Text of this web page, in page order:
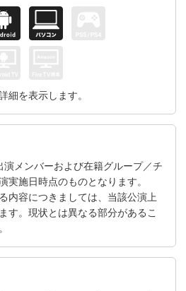
細を表示します。
メンバーおよび在籍グループ／チ
実施日時点のものとなります。
内容につきましては、当該公演上
す。現状とは異なる部分があるこ